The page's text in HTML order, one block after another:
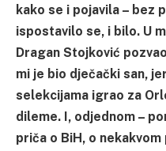
kako se i pojavila – bez
ispostavilo se, i bilo. U
Dragan Stojković
mi je bio dječački san,
selekcijama igrao za
dileme. I, odjednom –
priča o BiH, o